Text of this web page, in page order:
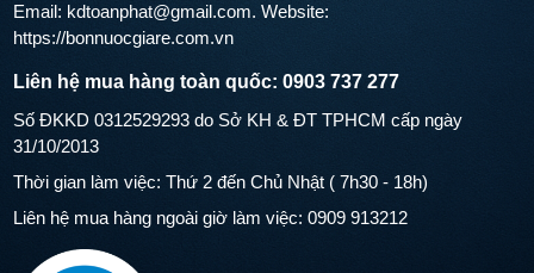
Email: kdtoanphat@gmail.com. Website:
https://bonnuocgiare.com.vn
Liên hệ mua hàng toàn quốc: 0903 737 277
Số ĐKKD 0312529293 do Sở KH & ĐT TPHCM cấp ngày
31/10/2013
Thời gian làm việc: Thứ 2 đến Chủ Nhật ( 7h30 - 18h)
Liên hệ mua hàng ngoài giờ làm việc: 0909 913212